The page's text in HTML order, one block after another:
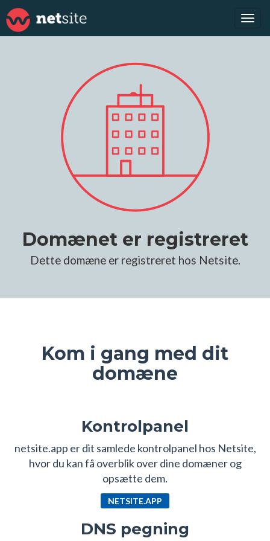
Domænet er registreret
Dette domæne er registreret hos Netsite.
Kom i gang med dit
domæne
Kontrolpanel
netsite.app er dit samlede kontrolpanel hos Netsite,
hvor du kan få overblik over dine domæner og
opsætte dem.
NETSITE.APP
DNS pegning